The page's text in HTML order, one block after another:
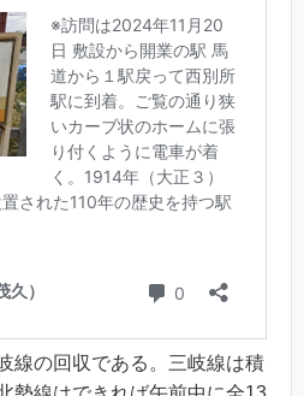
線の回収である。三岐線は積